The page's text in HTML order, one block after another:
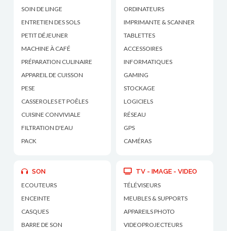
SOIN DE LINGE
ENTRETIEN DES SOLS
PETIT DÉJEUNER
MACHINE À CAFÉ
PRÉPARATION CULINAIRE
APPAREIL DE CUISSON
PESE
CASSEROLES ET POÊLES
CUISINE CONVIVIALE
FILTRATION D'EAU
PACK
ORDINATEURS
IMPRIMANTE & SCANNER
TABLETTES
ACCESSOIRES
INFORMATIQUES
GAMING
STOCKAGE
LOGICIELS
RÉSEAU
GPS
CAMÉRAS
SON
ECOUTEURS
ENCEINTE
CASQUES
BARRE DE SON
TV - IMAGE - VIDEO
TÉLÉVISEURS
MEUBLES & SUPPORTS
APPAREILS PHOTO
VIDEOPROJECTEURS